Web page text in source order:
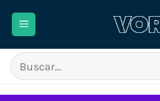
Buscar
por: